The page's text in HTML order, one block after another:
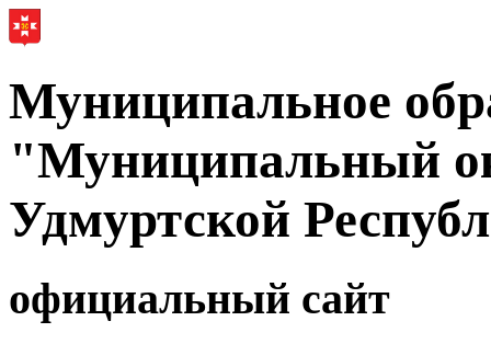
Муниципальное
"Муниципальный
Удмуртской
официальный сайт